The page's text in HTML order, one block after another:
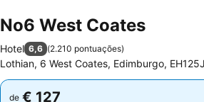
No6 West Coates
Hotel 6,6 (2.210 pontuações)
Lothian, 6 West Coates, Edimburgo,
de € 127
de € 127